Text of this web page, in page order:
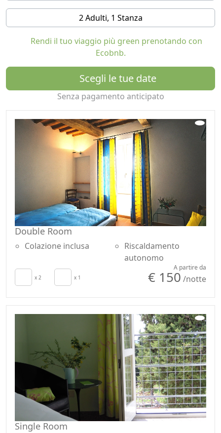
La casa padronale, completamente ristrutturata, è
costituita da undici camere con doccia/WC privato, una
terrazza coperta, il ristorante e la sala da lettura col
caminetto e il bar. La ristrutturazione di tutti gli edifici è
avvenuta con grande cura secondo principi ecologici.
2 Adulti, 1 Stanza
Rendi il tuo viaggio più green prenotando con
Ecobnb.
Scegli le tue date
Senza pagamento anticipato
Double Room
Colazione inclusa
Riscaldamento
autonomo
x 2 x 1
A partire da
€ 150 /notte
Single Room